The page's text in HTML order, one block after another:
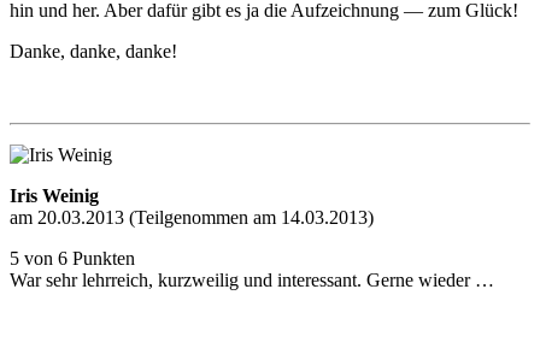
hin und her. Aber dafür gibt es ja die Aufzeichnung — zum Glück!
Danke, danke, danke!
Iris Weinig
am 20.03.2013 (Teilgenommen am 14.03.2013)
5 von 6 Punkten
War sehr lehrreich, kurzweilig und interessant. Gerne wieder …